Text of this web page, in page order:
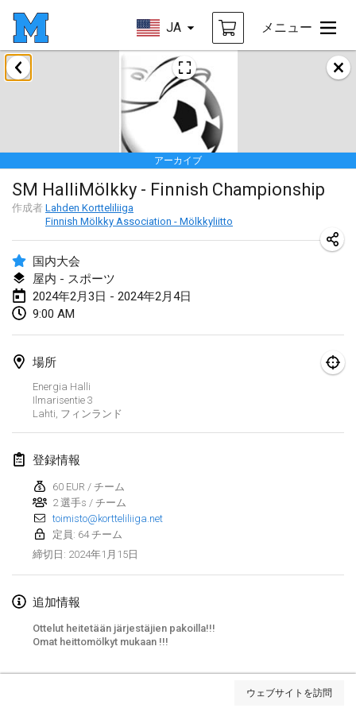
JA メニュー
リストを表示
アーカイブ
SM HalliMölkky - Finnish Championship
作成者 Lahden Kortteliliiga
Finnish Mölkky Association - Mölkkyliitto
国内大会
屋内 - スポーツ
2024年2月3日 - 2024年2月4日
9:00 AM
場所
Energia Halli
Ilmarisentie 3
Lahti フィンランド
登録情報
60 EUR / チーム
2 選手s / チーム
toimisto@kortteliliiga.net
定員: 64 チーム
締切日 : 2024年1月15日
追加情報
Ottelut heitetään järjestäjien pakoilla!!!
Omat heittomölkyt mukaan !!!
ウェブサイトを訪問
2024年1月
2024年1月20日
Indoor Polish Open 2024 - Singles
2024年1月20日|ポーランド
Open de Boulay Triplette
2024年1月20日|フランス
Tournoi Mixte ASPTTOM
2024年1月20日|フランス
Indoor Polish Open 2024 - Doubles
2024年1月21日
Tournoi de Mölkky - Lesfous Dubâtonvaigeois
2024年1月27日
SingeliDuppeli
2024年2月
US Mölkky Winter
SM HalliMölkky - Finnish Championship
2024年2月3日|フィンランド